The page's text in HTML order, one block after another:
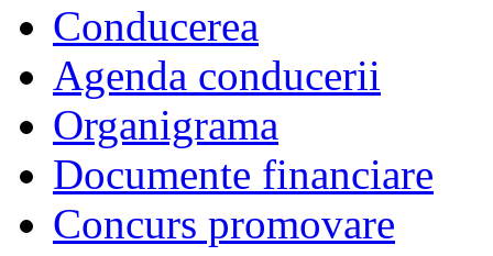
Conducerea
Agenda conducerii
Organigrama
Documente financiare
Concurs promovare